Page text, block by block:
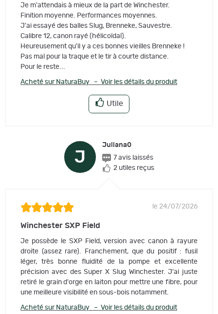
Je m'attendais à mieux de la part de Winchester.
Finition moyenne. Performances moyennes.
J'ai essayé des balles Slug, Brenneke, Sauvestre.
Calibre 12, canon rayé (hélicoïdal).
Heureusement qu'il y a ces bonnes vieilles Brenneke !
Pas mal pour la traque et le tir à courte distance.
Pour le reste...
Acheté sur NaturaBuy – Voir les détails du produit
Utile
J
Juliana0
7 avis laissés
2 utiles reçus
le 24/07/2026
Winchester SXP Field
Je possède le SXP Field, version avec canon à rayure
droite (assez rare). Franchement, que du positif : fusil
léger, très bonne fluidité de la pompe et excellente
précision avec des Super X Slug Winchester. J'ai juste
retiré le grain d'orge en laiton pour mettre une fibre, pour
une meilleure visibilité en sous-bois notamment.
Acheté sur NaturaBuy – Voir les détails du produit